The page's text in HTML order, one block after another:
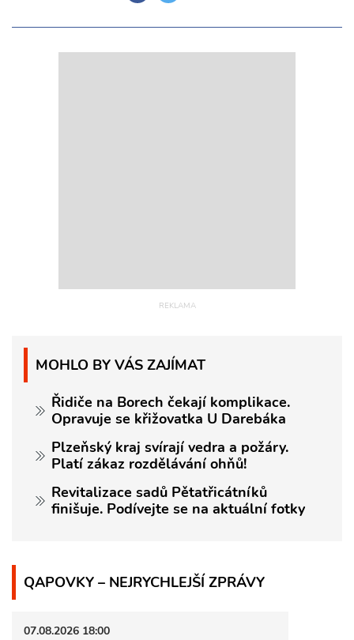
MOHLO BY VÁS ZAJÍMAT
Řidiče na Borech čekají komplikace.
Opravuje se křižovatka U Darebáka
Plzeňský kraj svírají vedra a požáry.
Platí zákaz rozdělávání ohňů!
Revitalizace sadů Pětatřicátníků
finišuje. Podívejte se na aktuální fotky
QAPOVKY – NEJRYCHLEJŠÍ ZPRÁVY
07.08.2026 18:00